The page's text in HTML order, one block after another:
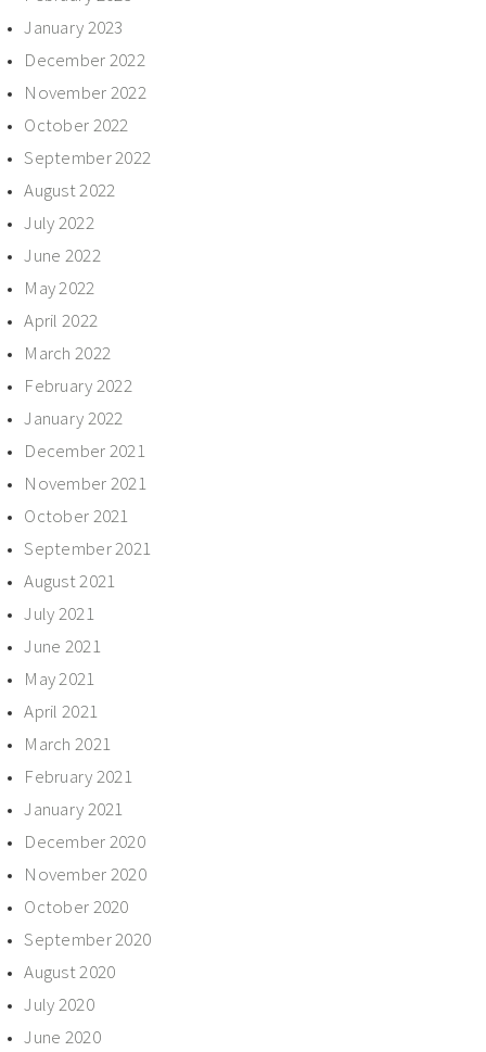
January 2023
December 2022
November 2022
October 2022
September 2022
August 2022
July 2022
June 2022
May 2022
April 2022
March 2022
February 2022
January 2022
December 2021
November 2021
October 2021
September 2021
August 2021
July 2021
June 2021
May 2021
April 2021
March 2021
February 2021
January 2021
December 2020
November 2020
October 2020
September 2020
August 2020
July 2020
June 2020